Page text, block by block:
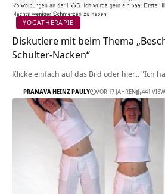
YOGATHERAPIE
Diskutiere mit beim Thema
Schulter-Nacken“
Klicke einfach auf das Bild oder hier... "Ich
PRANAVA HEINZ PAULY VOR 17 JAHREN 441